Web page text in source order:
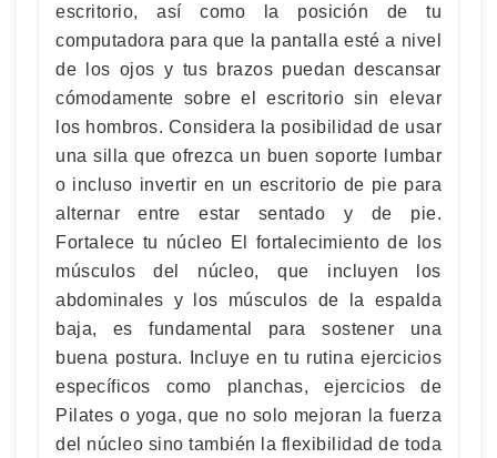
escritorio, así como la posición de tu
computadora para que la pantalla esté a nivel
de los ojos y tus brazos puedan descansar
cómodamente sobre el escritorio sin elevar
los hombros. Considera la posibilidad de usar
una silla que ofrezca un buen soporte lumbar
o incluso invertir en un escritorio de pie para
alternar entre estar sentado y de pie.
Fortalece tu núcleo El fortalecimiento de los
músculos del núcleo, que incluyen los
abdominales y los músculos de la espalda
baja, es fundamental para sostener una
buena postura. Incluye en tu rutina ejercicios
específicos como planchas, ejercicios de
Pilates o yoga, que no solo mejoran la fuerza
del núcleo sino también la flexibilidad de toda